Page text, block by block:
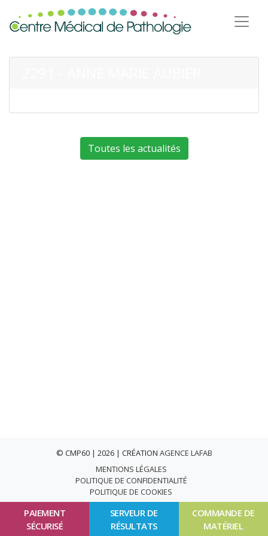
PAIEMENT
SÉCURISÉ
SERVEUR DE
RÉSULTATS
COMMANDE DE
MATÉRIEL
Toutes les actualités
© CMP60 | 2026 | CRÉATION AGENCE LAFAB
MENTIONS LÉGALES
POLITIQUE DE CONFIDENTIALITÉ
POLITIQUE DE COOKIES